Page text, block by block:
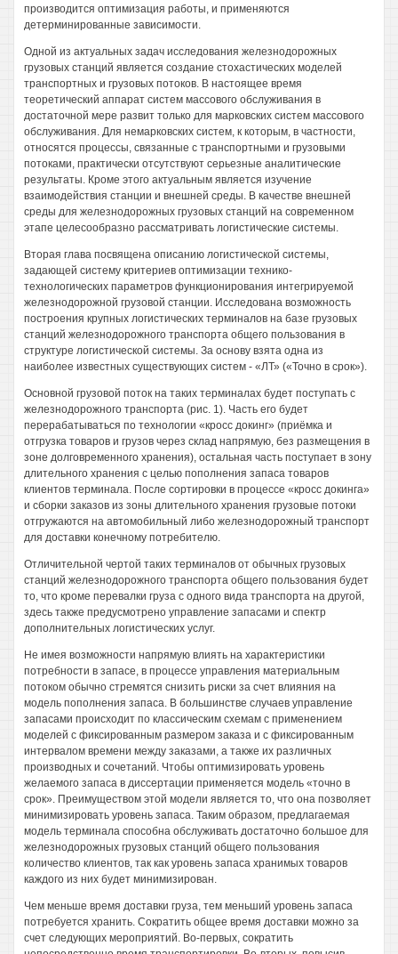
производится оптимизация работы, и применяются
детерминированные зависимости.
Одной из актуальных задач исследования железнодорожных
грузовых станций является создание стохастических моделей
транспортных и грузовых потоков. В настоящее время
теоретический аппарат систем массового обслуживания в
достаточной мере развит только для марковских систем массового
обслуживания. Для немарковских систем, к которым, в частности,
относятся процессы, связанные с транспортными и грузовыми
потоками, практически отсутствуют серьезные аналитические
результаты. Кроме этого актуальным является изучение
взаимодействия станции и внешней среды. В качестве внешней
среды для железнодорожных грузовых станций на современном
этапе целесообразно рассматривать логистические системы.
Вторая глава посвящена описанию логистической системы,
задающей систему критериев оптимизации технико-
технологических параметров функционирования интегрируемой
железнодорожной грузовой станции. Исследована возможность
построения крупных логистических терминалов на базе грузовых
станций железнодорожного транспорта общего пользования в
структуре логистической системы. За основу взята одна из
наиболее известных существующих систем - «ЛТ» («Точно в срок»).
Основной грузовой поток на таких терминалах будет поступать с
железнодорожного транспорта (рис. 1). Часть его будет
перерабатываться по технологии «кросс докинг» (приёмка и
отгрузка товаров и грузов через склад напрямую, без размещения в
зоне долговременного хранения), остальная часть поступает в зону
длительного хранения с целью пополнения запаса товаров
клиентов терминала. После сортировки в процессе «кросс докинга»
и сборки заказов из зоны длительного хранения грузовые потоки
отгружаются на автомобильный либо железнодорожный транспорт
для доставки конечному потребителю.
Отличительной чертой таких терминалов от обычных грузовых
станций железнодорожного транспорта общего пользования будет
то, что кроме перевалки груза с одного вида транспорта на другой,
здесь также предусмотрено управление запасами и спектр
дополнительных логистических услуг.
Не имея возможности напрямую влиять на характеристики
потребности в запасе, в процессе управления материальным
потоком обычно стремятся снизить риски за счет влияния на
модель пополнения запаса. В большинстве случаев управление
запасами происходит по классическим схемам с применением
моделей с фиксированным размером заказа и с фиксированным
интервалом времени между заказами, а также их различных
производных и сочетаний. Чтобы оптимизировать уровень
желаемого запаса в диссертации применяется модель «точно в
срок». Преимуществом этой модели является то, что она позволяет
минимизировать уровень запаса. Таким образом, предлагаемая
модель терминала способна обслуживать достаточно большое для
железнодорожных грузовых станций общего пользования
количество клиентов, так как уровень запаса хранимых товаров
каждого из них будет минимизирован.
Чем меньше время доставки груза, тем меньший уровень запаса
потребуется хранить. Сократить общее время доставки можно за
счет следующих мероприятий. Во-первых, сократить